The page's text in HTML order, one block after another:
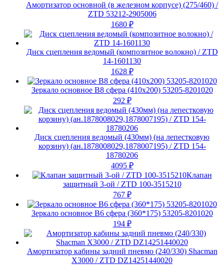
Амортизатор основной (в железном корпусе) (275/460) /
ZTD 53212-2905006
1680 ₽
Диск сцепления ведомый (композитное волокно) / ZTD
14-1601130
1628 ₽
Зеркало основное В8 сфера (410х200) 53205-8201020
292 ₽
Диск сцепления ведомый (430мм) (на лепестковую
корзину) (ан.1878008029,1878007195) / ZTD 154-
18780206
4095 ₽
Клапан
защитный 3-ой / ZTD 100-3515210
767 ₽
Зеркало основное В6 сфера (360*175) 53205-8201020
194 ₽
Амортизатор кабины задний пневмо (240/330) Shacman
X3000 / ZTD DZ14251440020